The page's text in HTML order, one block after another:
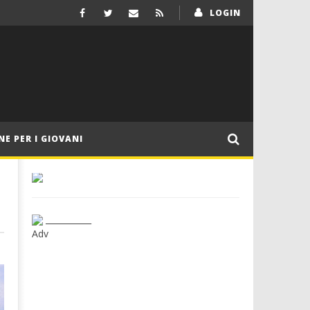
LOGIN
PER I GIOVANI
___________
Adv